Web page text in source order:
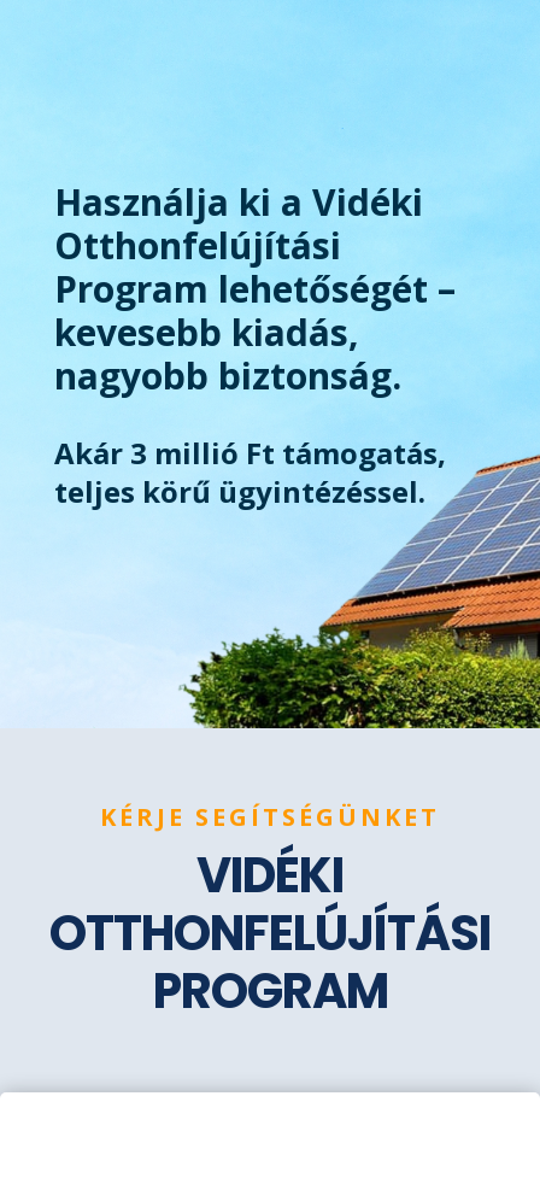
Használja ki a Vidéki
Otthonfelújítási
Program lehetőségét –
kevesebb kiadás,
nagyobb biztonság.
Akár 3 millió Ft támogatás,
teljes körű ügyintézéssel.
KÉRJE SEGÍTSÉGÜNKET
VIDÉKI
OTTHONFELÚJÍTÁSI
PROGRAM